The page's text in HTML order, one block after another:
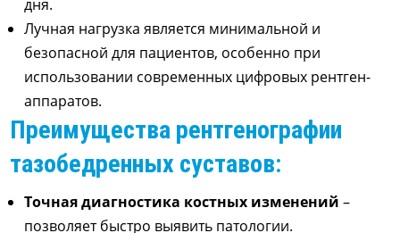
дня.
Лучная нагрузка является минимальной и
безопасной для пациентов, особенно при
использовании современных цифровых рентген-
аппаратов.
Преимущества рентгенографии
тазобедренных суставов:
Точная диагностика костных изменений –
позволяет быстро выявить патологии.